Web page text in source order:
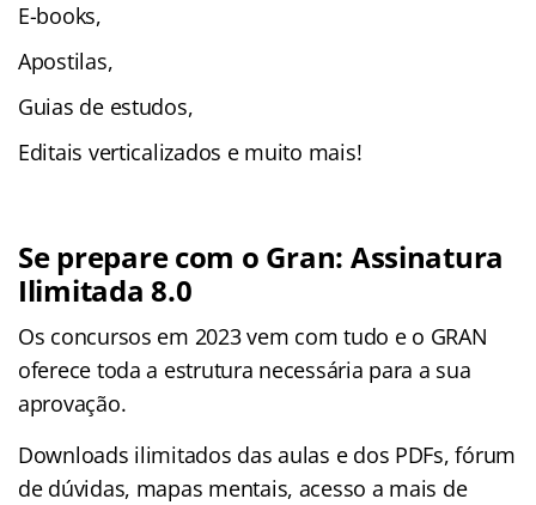
E-books,
Apostilas,
Guias de estudos,
Editais verticalizados e muito mais!
Se prepare com o Gran: Assinatura
Ilimitada 8.0
Os concursos em 2023 vem com tudo e o GRAN
oferece toda a estrutura necessária para a sua
aprovação.
Downloads ilimitados das aulas e dos PDFs, fórum
de dúvidas, mapas mentais, acesso a mais de